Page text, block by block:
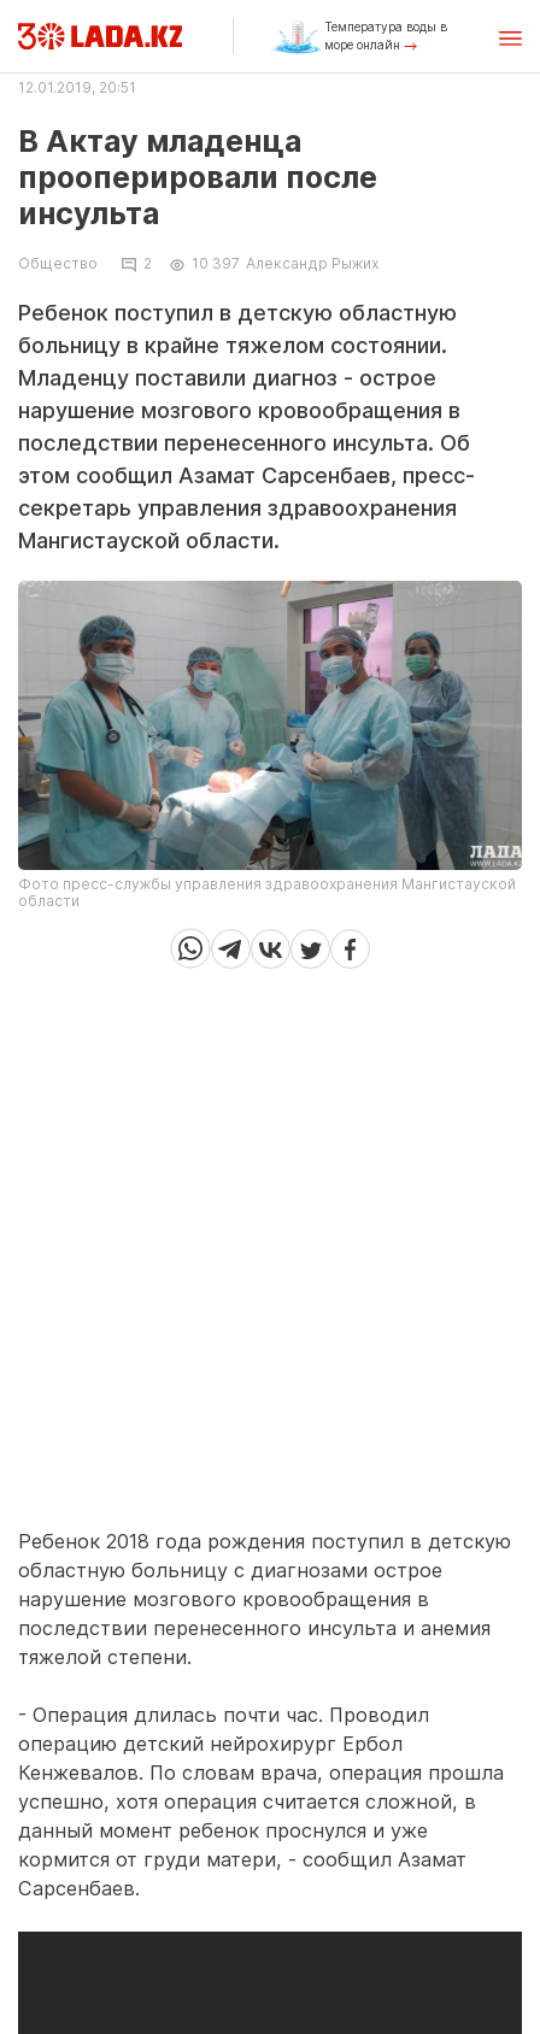
Температура воды в
море онлайн
12.01.2019, 20:51
В Актау младенца
прооперировали после
инсульта
Общество 2 10 397 Александр Рыжих
Ребенок поступил в детскую областную
больницу в крайне тяжелом состоянии.
Младенцу поставили диагноз - острое
нарушение мозгового кровообращения в
последствии перенесенного инсульта. Об
этом сообщил Азамат Сарсенбаев, пресс-
секретарь управления здравоохранения
Мангистауской области.
Фото пресс-службы управления здравоохранения Мангистауской
области
Ребенок 2018 года рождения поступил в детскую
областную больницу с диагнозами острое
нарушение мозгового кровообращения в
последствии перенесенного инсульта и анемия
тяжелой степени.
- Операция длилась почти час. Проводил
операцию детский нейрохирург Ербол
Кенжевалов. По словам врача, операция прошла
успешно, хотя операция считается сложной, в
данный момент ребенок проснулся и уже
кормится от груди матери, - сообщил Азамат
Сарсенбаев.